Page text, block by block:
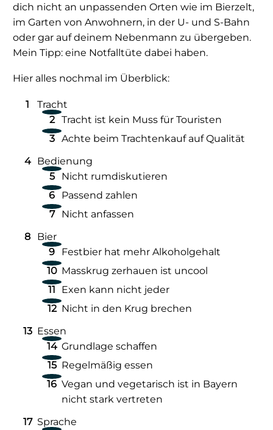
dich nicht an unpassenden Orten wie im Bierzelt,
im Garten von Anwohnern, in der U- und S-Bahn
oder gar auf deinem Nebenmann zu übergeben.
Mein Tipp: eine Notfalltüte dabei haben.
Hier alles nochmal im Überblick:
Tracht
Tracht ist kein Muss für Touristen
Achte beim Trachtenkauf auf Qualität
Bedienung
Nicht rumdiskutieren
Passend zahlen
Nicht anfassen
Bier
Festbier hat mehr Alkoholgehalt
Masskrug zerhauen ist uncool
Exen kann nicht jeder
Nicht in den Krug brechen
Essen
Grundlage schaffen
Regelmäßig essen
Vegan und vegetarisch ist in Bayern
nicht stark vertreten
Sprache